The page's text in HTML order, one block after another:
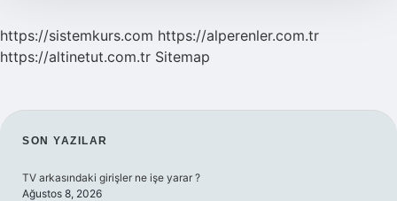
https://sistemkurs.com https://alperenler.com.tr
https://altinetut.com.tr Sitemap
SIDEBAR
SON YAZILAR
TV arkasındaki girişler ne işe yarar ?
Ağustos 8, 2026